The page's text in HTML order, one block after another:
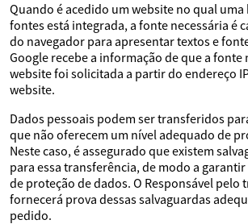
Quando é acedido um website no qual
fontes está integrada, a fonte necessária é
do navegador para apresentar textos e
Google recebe a informação de que a fonte
website foi solicitada a partir do endereço
website.
Dados pessoais podem ser transferidos
que não oferecem um nível adequado de
Neste caso, é assegurado que existem
para essa transferência, de modo a
de proteção de dados. O Responsável pelo
fornecerá prova dessas salvaguardas
pedido.